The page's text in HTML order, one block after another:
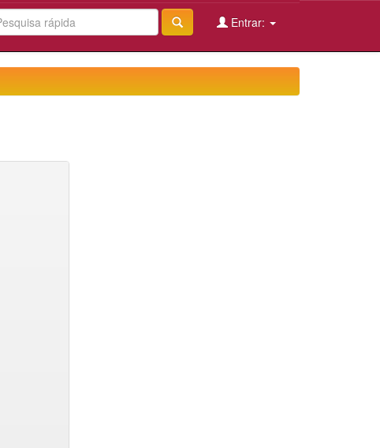
Entrar: